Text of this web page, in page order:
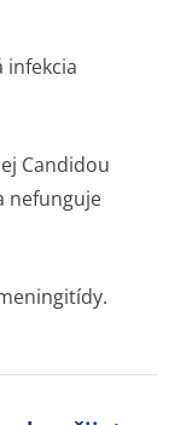
infekcia
Candidou
nefunguje